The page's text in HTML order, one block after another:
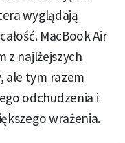
wyglądają
MacBook Air
z najlżejszych
ale tym razem
odchudzenia i
wrażenia.